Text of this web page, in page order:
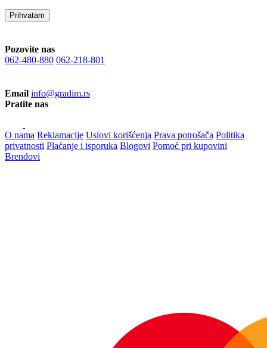
Prihvatam
Pozovite nas
062-480-880 062-218-801
Email info@gradim.rs
Pratite nas
O nama Reklamacije Uslovi korišćenja Prava potrošača Politika
privatnosti Plaćanje i isporuka Blogovi Pomoć pri kupovini
Brendovi